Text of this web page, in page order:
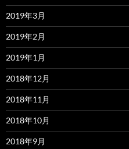
2019年3月
2019年2月
2019年1月
2018年12月
2018年11月
2018年10月
2018年9月